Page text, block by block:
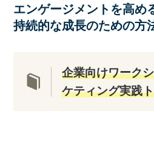
エンゲージメントを高め
持続的な成長のための方
企業向けワーク
ケティング実践